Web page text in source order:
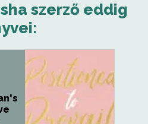
szerző eddig